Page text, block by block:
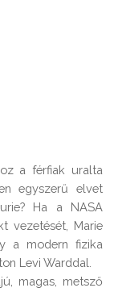
a férfiak uralta
egyszerű elvet
Ha a NASA
vezetését, Marie
a modern fizika
Levi Warddal.
magas, metsző